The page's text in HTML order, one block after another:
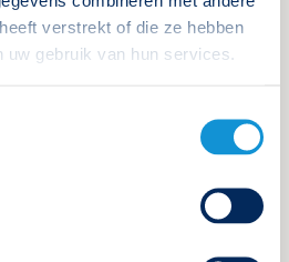
verstrekt of die ze hebben
uw gebruik van hun services.
(voorheen
bouwvergunning